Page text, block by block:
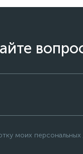
моих персональных